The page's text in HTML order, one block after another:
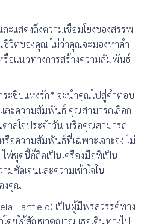
ะแสดงถึงความเชื่อมโยงของสรรพ
วิตของคุณ ไม่ว่าคุณจะมองหาคำ
อแนวทางการสร้างความสัมพันธ์
ระซิบแห่งรัก” จะนำคุณไปสู่คำตอบ
ละความสัมพันธ์ คุณสามารถเลือก
าลใจประจำวัน หรือคุณสามารถ
อความสัมพันธ์ที่เฉพาะเจาะจง ไม่
ไพ่ชุดนี้ก็ถือเป็นเครื่องมือที่เป็น
ชัดเจนและความเข้าใจใน
งคุณ
Hartfield) เป็นผู้มีพรสวรรค์ทาง
ดยใช้สัญชาตญาณ เธอเดินทางไป